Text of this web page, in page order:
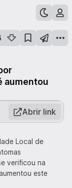
aumentou
Abrir link
Local de
verificou na
este